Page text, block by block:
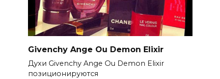
Givenchy Ange Ou Demon Elixir
Духи Givenchy Ange Ou Demon Elixir
позиционируются